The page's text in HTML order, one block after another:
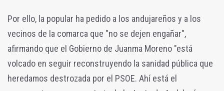
Por ello, la popular ha pedido a los andujareños y a los
vecinos de la comarca que "no se dejen engañar",
afirmando que el Gobierno de Juanma Moreno "está
volcado en seguir reconstruyendo la sanidad pública que
heredamos destrozada por el PSOE. Ahí está el